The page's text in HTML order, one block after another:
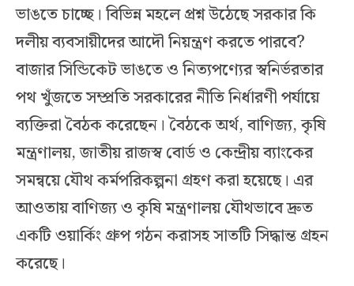
ভাঙতে চাচ্ছে। বিভিন্ন মহলে প্রশ্ন উঠেছে সরকার কি
দলীয় ব্যবসায়ীদের আদৌ নিয়ন্ত্রণ করতে পারবে?
বাজার সিন্ডিকেট ভাঙতে ও নিত্যপণ্যের স্বনির্ভরতার
পথ খুঁজতে সম্প্রতি সরকারের নীতি নির্ধারণী পর্যায়ে
ব্যক্তিরা বৈঠক করেছেন। বৈঠকে অর্থ, বাণিজ্য, কৃষি
মন্ত্রণালয়, জাতীয় রাজস্ব বোর্ড ও কেন্দ্রীয় ব্যাংকের
সমন্বয়ে যৌথ কর্মপরিকল্পনা গ্রহণ করা হয়েছে। এর
আওতায় বাণিজ্য ও কৃষি মন্ত্রণালয় যৌথভাবে দ্রুত
একটি ওয়ার্কিং গ্রুপ গঠন করাসহ সাতটি সিদ্ধান্ত গ্রহন
করেছে।